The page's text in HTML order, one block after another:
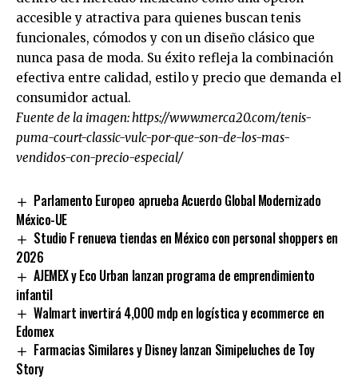
accesible y atractiva para quienes buscan tenis
funcionales, cómodos y con un diseño clásico que
nunca pasa de moda. Su éxito refleja la combinación
efectiva entre calidad, estilo y precio que demanda el
consumidor actual.
Fuente de la imagen:https://www.merca20.com/tenis-
puma-court-classic-vulc-por-que-son-de-los-mas-
vendidos-con-precio-especial/
Parlamento Europeo aprueba Acuerdo Global Modernizado
México-UE
Studio F renueva tiendas en México con personal shoppers en
2026
AJEMEX y Eco Urban lanzan programa de emprendimiento
infantil
Walmart invertirá 4,000 mdp en logística y ecommerce en
Edomex
Farmacias Similares y Disney lanzan Simipeluches de Toy
Story